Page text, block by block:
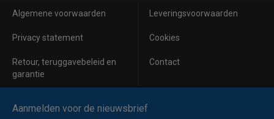
Algemene voorwaarden Leveringsvoorwaarden
Privacy statement Cookies
Retour, teruggavebeleid en
garantie
Contact
Aanmelden voor de nieuwsbrief